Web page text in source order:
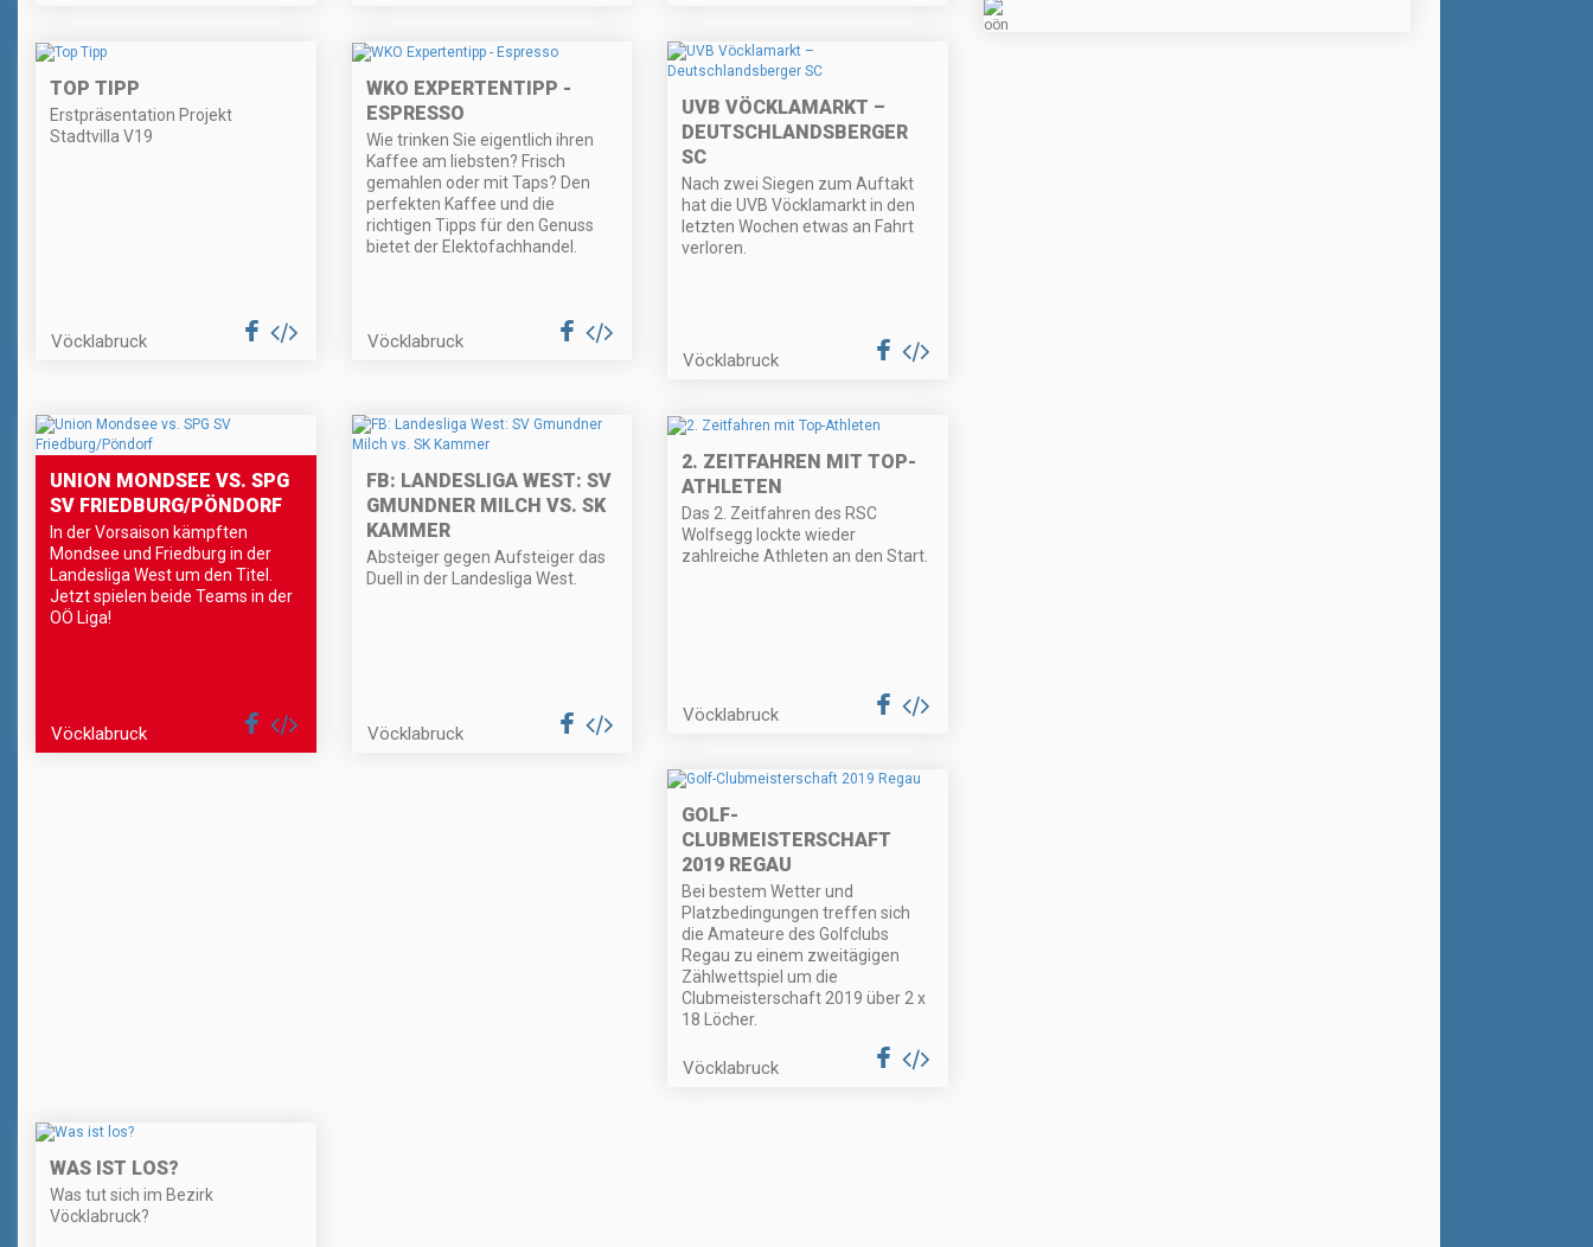
TOP TIPP
Erstpräsentation Projekt
Stadtvilla V19
Vöcklabruck
WKO EXPERTENTIPP -
ESPRESSO
Wie trinken Sie eigentlich ihren
Kaffee am liebsten? Frisch
gemahlen oder mit Taps? Den
perfekten Kaffee und die
richtigen Tipps für den Genuss
bietet der Elektofachhandel.
Vöcklabruck
UVB VÖCKLAMARKT –
DEUTSCHLANDSBERGER
SC
Nach zwei Siegen zum Auftakt
hat die UVB Vöcklamarkt in den
letzten Wochen etwas an Fahrt
verloren.
Vöcklabruck
UNION MONDSEE VS. SPG
SV FRIEDBURG/PÖNDORF
In der Vorsaison kämpften
Mondsee und Friedburg in der
Landesliga West um den Titel.
Jetzt spielen beide Teams in der
OÖ Liga!
Vöcklabruck
FB: LANDESLIGA WEST: SV
GMUNDNER MILCH VS. SK
KAMMER
Absteiger gegen Aufsteiger das
Duell in der Landesliga West.
Vöcklabruck
2. ZEITFAHREN MIT TOP-
ATHLETEN
Das 2. Zeitfahren des RSC
Wolfsegg lockte wieder
zahlreiche Athleten an den Start.
Vöcklabruck
GOLF-
CLUBMEISTERSCHAFT
2019 REGAU
Bei bestem Wetter und
Platzbedingungen treffen sich
die Amateure des Golfclubs
Regau zu einem zweitägigen
Zählwettspiel um die
Clubmeisterschaft 2019 über 2 x
18 Löcher.
Vöcklabruck
WAS IST LOS?
Was tut sich im Bezirk
Vöcklabruck?